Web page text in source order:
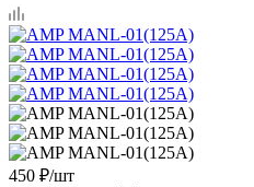
450 ₽/шт